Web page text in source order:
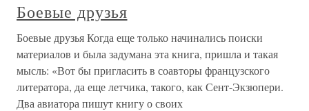
Боевые друзья
Боевые друзья Когда еще только начинались поиски
материалов и была задумана эта книга, пришла и такая
мысль: «Вот бы пригласить в соавторы французского
литератора, да еще летчика, такого, как Сент-Экзюпери.
Два авиатора пишут книгу о своих